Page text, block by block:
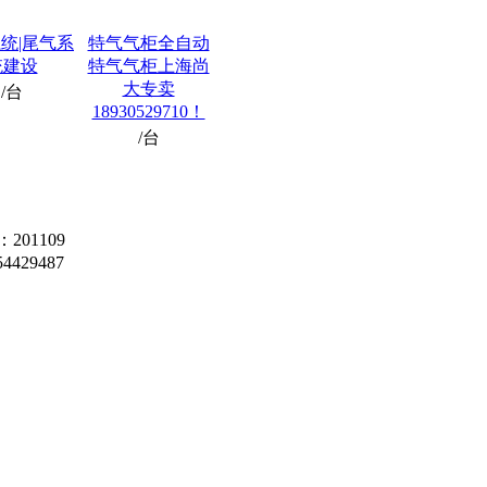
|尾气系
设
/台
特气气柜全自动
特气气柜上海尚
大专卖
18930529710！
/台
201109